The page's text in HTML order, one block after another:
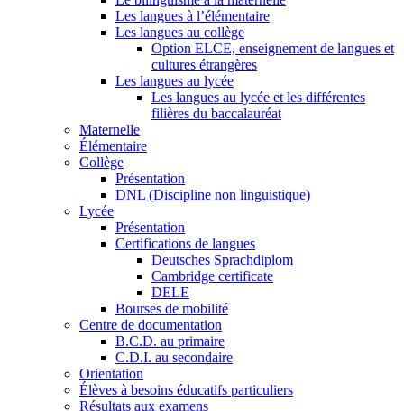
Les langues à l’élémentaire
Les langues au collège
Option ELCE, enseignement de langues et
cultures étrangères
Les langues au lycée
Les langues au lycée et les différentes
filières du baccalauréat
Maternelle
Élémentaire
Collège
Présentation
DNL (Discipline non linguistique)
Lycée
Présentation
Certifications de langues
Deutsches Sprachdiplom
Cambridge certificate
DELE
Bourses de mobilité
Centre de documentation
B.C.D. au primaire
C.D.I. au secondaire
Orientation
Élèves à besoins éducatifs particuliers
Résultats aux examens